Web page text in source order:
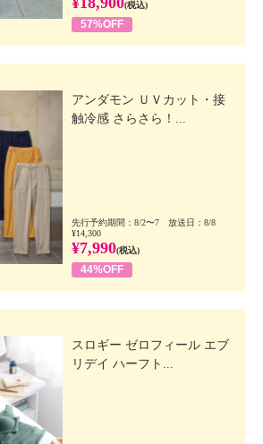
(税込)
57%OFF
アンダモン ＵＶカット・接
触冷感 さらさら！...
先行予約期間：8/2〜7 放送日：8/8
¥14,300
¥7,990(税込)
44%OFF
スロギー ゼロフィール エブ
リデイ ハーフト...